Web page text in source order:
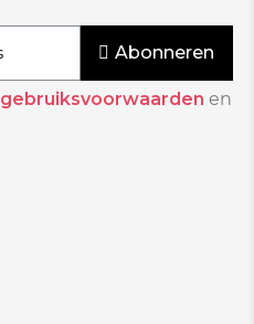
Abonneren
gebruiksvoorwaarden en